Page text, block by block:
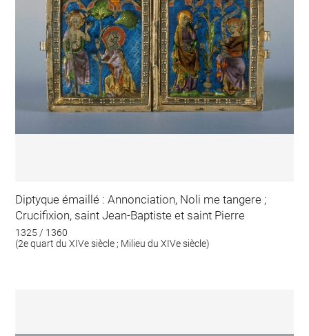
Diptyque émaillé : Annonciation, Noli me tangere ;
Crucifixion, saint Jean-Baptiste et saint Pierre
1325 / 1360
(2e quart du XIVe siècle ; Milieu du XIVe siècle)